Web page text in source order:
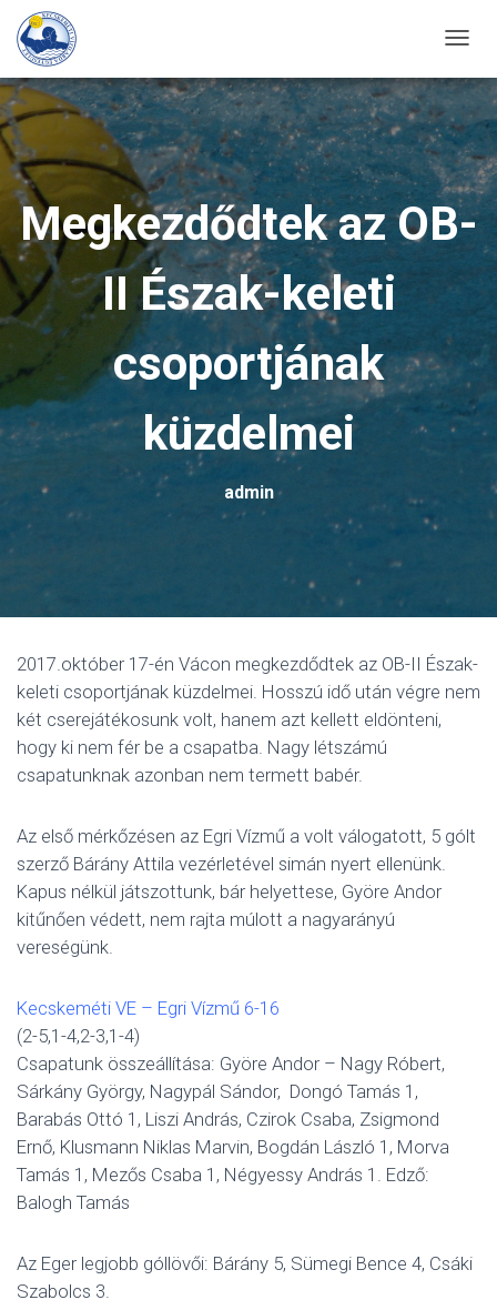
O
G
L
E
N
Megkezdődtek az OB-
II Észak-keleti
csoportjának
küzdelmei
admin
2017.október 17-én Vácon megkezdődtek az OB-II Észak-
keleti csoportjának küzdelmei. Hosszú idő után végre nem
két cserejátékosunk volt, hanem azt kellett eldönteni,
hogy ki nem fér be a csapatba. Nagy létszámú
csapatunknak azonban nem termett babér.
Az első mérkőzésen az Egri Vízmű a volt válogatott, 5 gólt
szerző Bárány Attila vezérletével simán nyert ellenünk.
Kapus nélkül játszottunk, bár helyettese, Györe Andor
kitűnően védett, nem rajta múlott a nagyarányú
vereségünk.
Kecskeméti VE – Egri Vízmű 6-16
(2-5,1-4,2-3,1-4)
Csapatunk összeállítása: Györe Andor – Nagy Róbert,
Sárkány György, Nagypál Sándor, Dongó Tamás 1,
Barabás Ottó 1, Liszi András, Czirok Csaba, Zsigmond
Ernő, Klusmann Niklas Marvin, Bogdán László 1, Morva
Tamás 1, Mezős Csaba 1, Négyessy András 1. Edző:
Balogh Tamás
Az Eger legjobb góllövői: Bárány 5, Sümegi Bence 4, Csáki
Szabolcs 3.